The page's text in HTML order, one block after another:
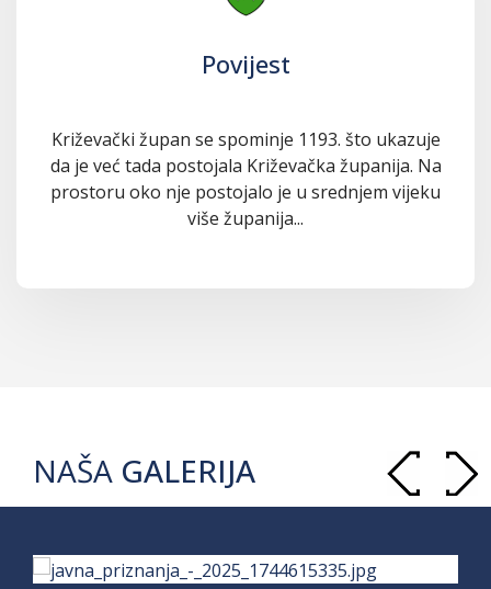
Povijest
Križevački župan se spominje 1193. što ukazuje
da je već tada postojala Križevačka županija. Na
prostoru oko nje postojalo je u srednjem vijeku
više županija...
NAŠA GALERIJA